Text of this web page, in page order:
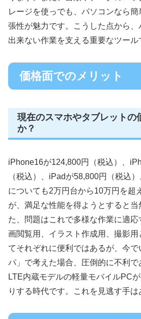
レージを使っでも、パソコンなら
張性が魅力です。こうした点から
出来ない作業を支える重要なツール
価格面でのメリット
現在のスマホやタブレットの
か？
iPhone16が124,800円（税込）、
（税込）、iPadが58,800円（税込
についても2万円台から10万円を超
が、満足な性能を得ようとすると当
た、問題はこれで多様な作業に適
画閲覧用、イラスト作成用、撮影
てそれぞれに便利ではあるが、今
パ」で考えた場合、圧倒的に不利
LTE内蔵モデルの軽量モバイルPC
りする時代です。これを見逃す手は